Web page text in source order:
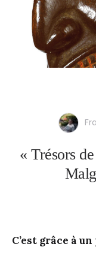
« Trésors
C’est grâce à